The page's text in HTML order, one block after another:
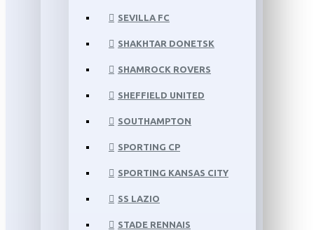
SEVILLA FC
SHAKHTAR DONETSK
SHAMROCK ROVERS
SHEFFIELD UNITED
SOUTHAMPTON
SPORTING CP
SPORTING KANSAS CITY
SS LAZIO
STADE RENNAIS